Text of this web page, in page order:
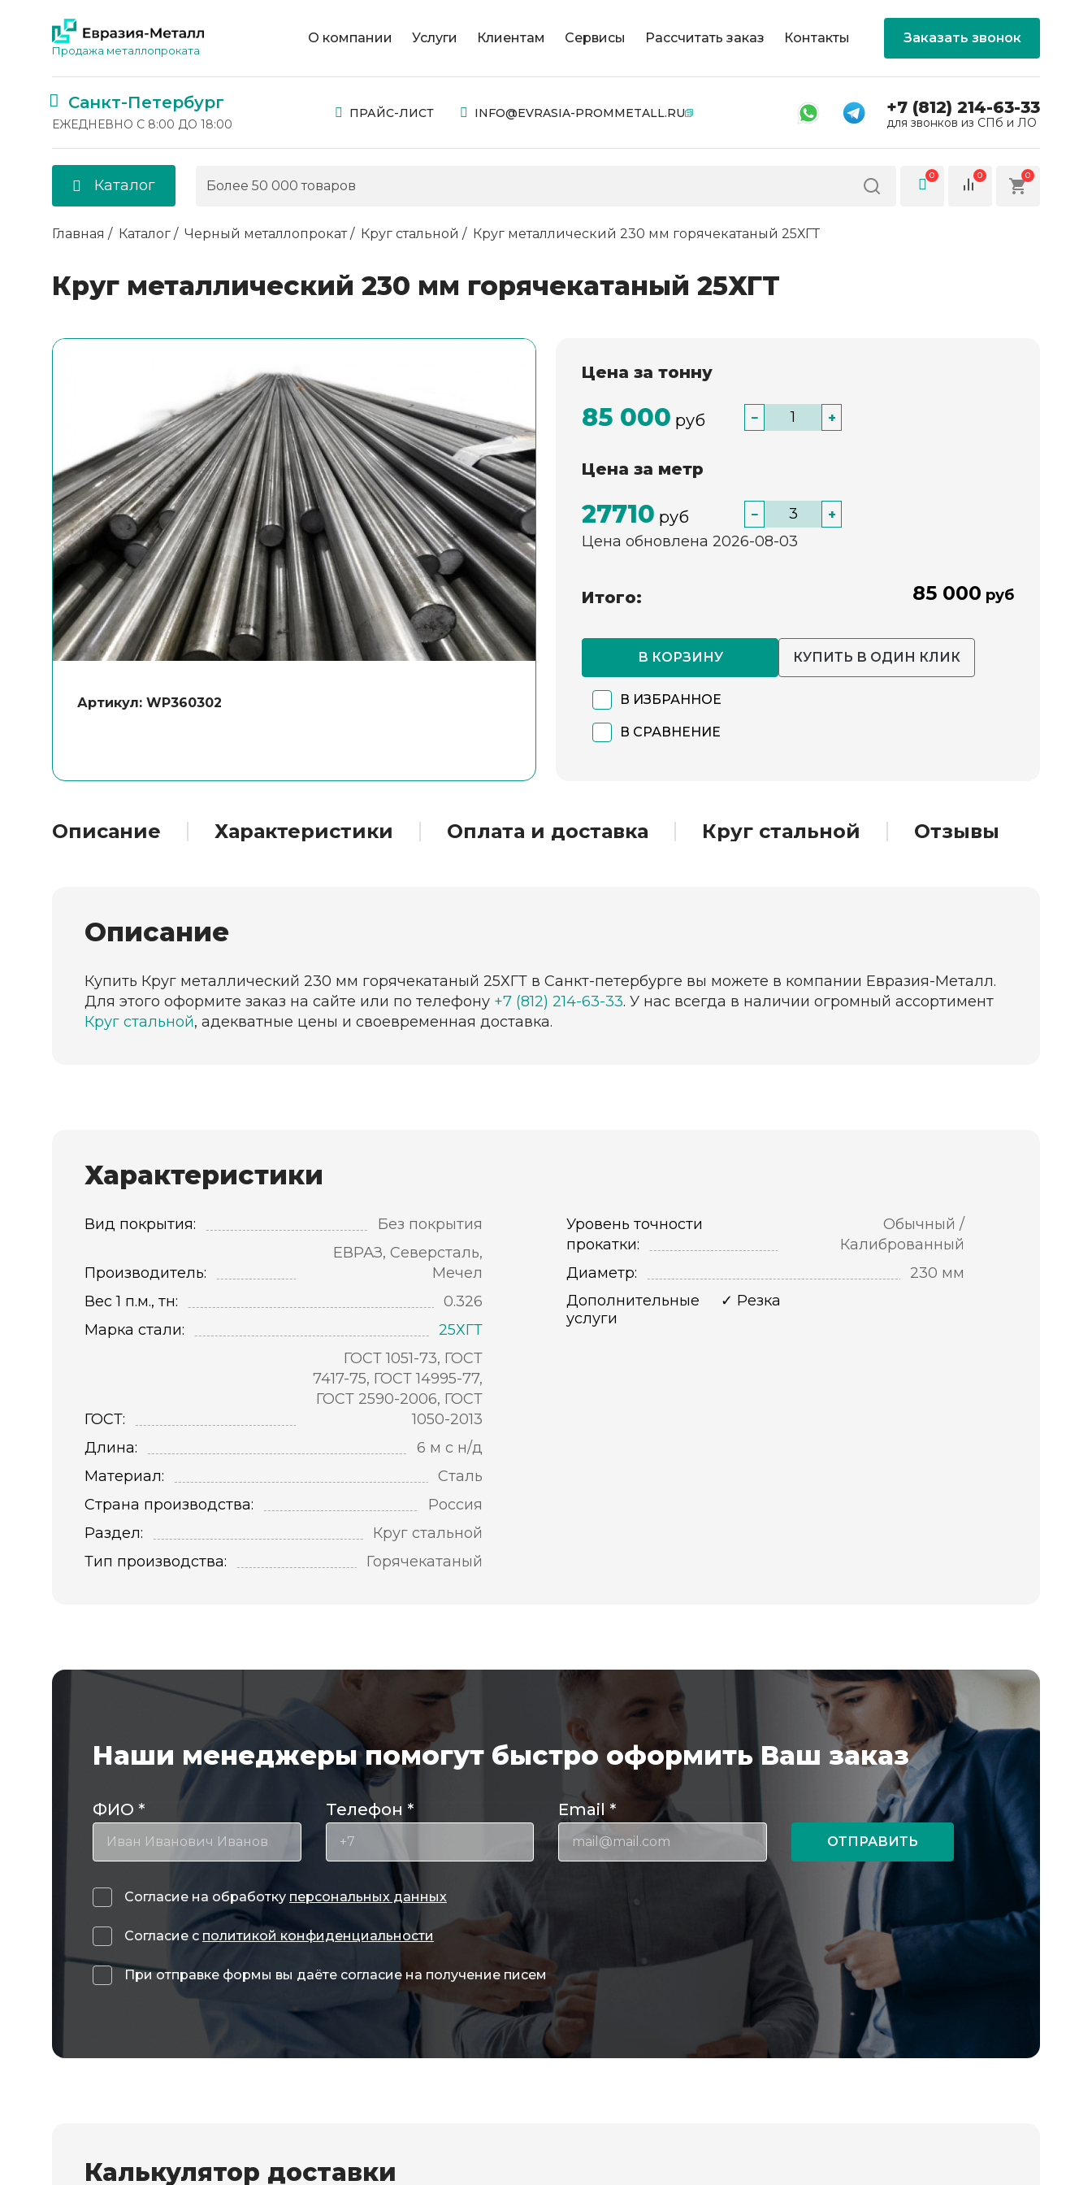
Продажа металлопроката
О компании Услуги Клиентам Сервисы Рассчитать заказ Контакты Заказать звонок
Санкт-Петербург
ЕЖЕДНЕВНО С 8:00 ДО 18:00
ПРАЙС-ЛИСТ INFO@EVRASIA-PROMMETALL.RU +7 (812) 214-63-33
для звонков из СПб и ЛО
Каталог
0 0 0
Главная Каталог Черный металлопрокат Круг стальной Круг металлический 230 мм горячекатаный 25ХГТ
Круг металлический 230 мм горячекатаный 25ХГТ
Артикул: WP360302
Цена за тонну
85 000 руб − +
Цена за метр
27710 руб − +
Цена обновлена 2026-08-03
Итого: 85 000 руб
В КОРЗИНУ КУПИТЬ В ОДИН КЛИК
В ИЗБРАННОЕ
В СРАВНЕНИЕ
Описание Характеристики Оплата и доставка Круг стальной Отзывы
Описание
Купить Круг металлический 230 мм горячекатаный 25ХГТ в Санкт-петербурге вы можете в компании Евразия-Металл.
Для этого оформите заказ на сайте или по телефону +7 (812) 214-63-33. У нас всегда в наличии огромный ассортимент
Круг стальной, адекватные цены и своевременная доставка.
Характеристики
Вид покрытия: Без покрытия
Производитель:
ЕВРАЗ, Северсталь,
Мечел
Вес 1 п.м., тн:
0.326
Марка стали:
25ХГТ
ГОСТ:
ГОСТ 1051-73, ГОСТ
7417-75, ГОСТ 14995-77,
ГОСТ 2590-2006, ГОСТ
1050-2013
Длина:
6 м с н/д
Материал:
Сталь
Страна производства:
Россия
Раздел:
Круг стальной
Тип производства:
Горячекатаный
Уровень точности
прокатки:
Обычный /
Калиброванный
Диаметр:
230 мм
Дополнительные
услуги
Резка
Наши менеджеры помогут быстро оформить Ваш заказ
ФИО * Телефон * Email *
ОТПРАВИТЬ
Согласие на обработку персональных данных
Согласие с политикой конфиденциальности
При отправке формы вы даёте согласие на получение писем
Калькулятор доставки